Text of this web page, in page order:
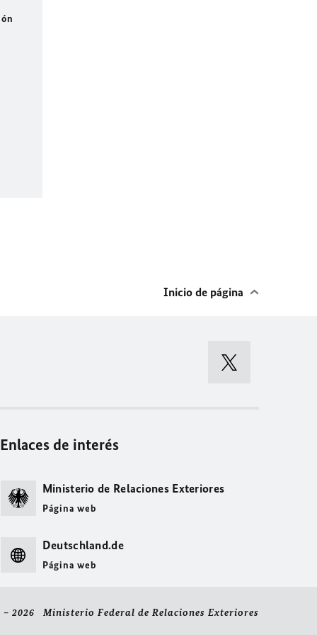
Inicio de página
Enlaces de interés
Ministerio de Relaciones Exteriores
Página web
Deutschland.de
Página web
– 2026 Ministerio Federal de Relaciones Exteriores